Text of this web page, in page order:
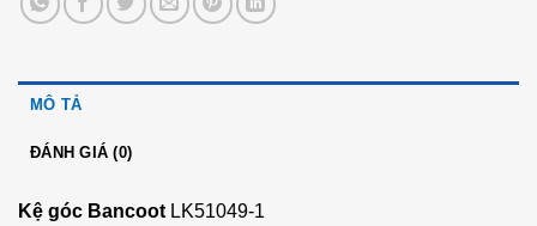
MÔ TẢ
ĐÁNH GIÁ (0)
Kệ góc Bancoot LK51049-1